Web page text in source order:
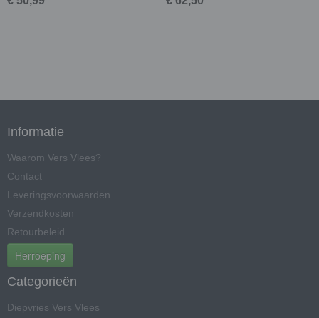
Informatie
Waarom Vers Vlees?
Contact
Leveringsvoorwaarden
Verzendkosten
Retourbeleid
Herroeping
Categorieën
Diepvries Vers Vlees